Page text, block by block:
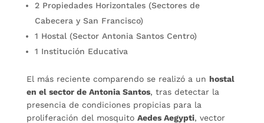
2 Propiedades Horizontales (Sectores de
Cabecera y San Francisco)
1 Hostal (Sector Antonia Santos Centro)
1 Institución Educativa
El más reciente comparendo se realizó a un hostal
en el sector de Antonia Santos, tras detectar la
presencia de condiciones propicias para la
proliferación del mosquito Aedes Aegypti, vector